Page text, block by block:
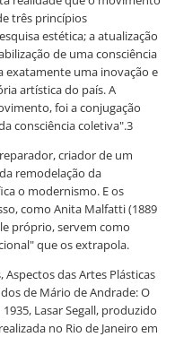
três princípios
estética; a atualização
de uma consciência
exatamente uma inovação e
artística do país. A
foi a conjugação
consciência coletiva".3
criador de um
remodelação da
o modernismo. E os
como Anita Malfatti (1889
próprio, servem como
que os extrapola.
das Artes Plásticas
de Mário de Andrade: O
Lasar Segall, produzido
no Rio de Janeiro em